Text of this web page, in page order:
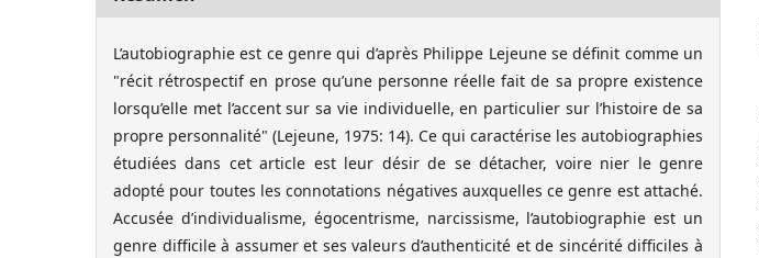
L’autobiographie est ce genre qui d’après Philippe Lejeune se définit comme un
"récit rétrospectif en prose qu’une personne réelle fait de sa propre existence
lorsqu’elle met l’accent sur sa vie individuelle, en particulier sur l’histoire de sa
propre personnalité" (Lejeune, 1975: 14). Ce qui caractérise les autobiographies
étudiées dans cet article est leur désir de se détacher, voire nier le genre
adopté pour toutes les connotations négatives auxquelles ce genre est attaché.
Accusée d’individualisme, égocentrisme, narcissisme, l’autobiographie est un
genre difficile à assumer et ses valeurs d’authenticité et de sincérité difficiles à